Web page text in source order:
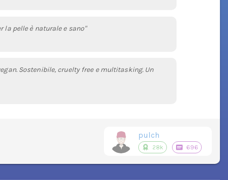
la pelle è naturale e sano"
Sostenibile, cruelty free e multitasking. Un
pulch
28k 696